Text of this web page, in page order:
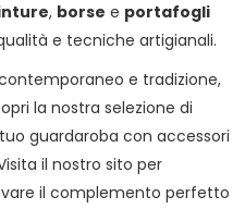
, borse e portafogli
e tecniche artigianali.
e tradizione,
la nostra selezione di
guardaroba con accessori
il nostro sito per
il complemento perfetto